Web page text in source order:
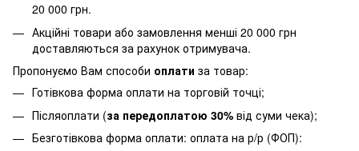
20 000 грн.
Акційні товари або замовлення менші 20 000 грн
доставляються за рахунок отримувача.
Пропонуємо Вам способи оплати за товар:
Готівкова форма оплати на торговій точці;
Післяоплати (за передоплатою 30% від суми чека);
Безготівкова форма оплати: оплата на р/р (ФОП):